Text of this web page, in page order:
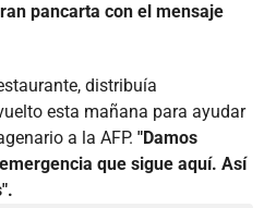
pancarta con el mensaje
distribuía
esta mañana para ayudar
a la AFP. "Damos
que sigue aquí. Así